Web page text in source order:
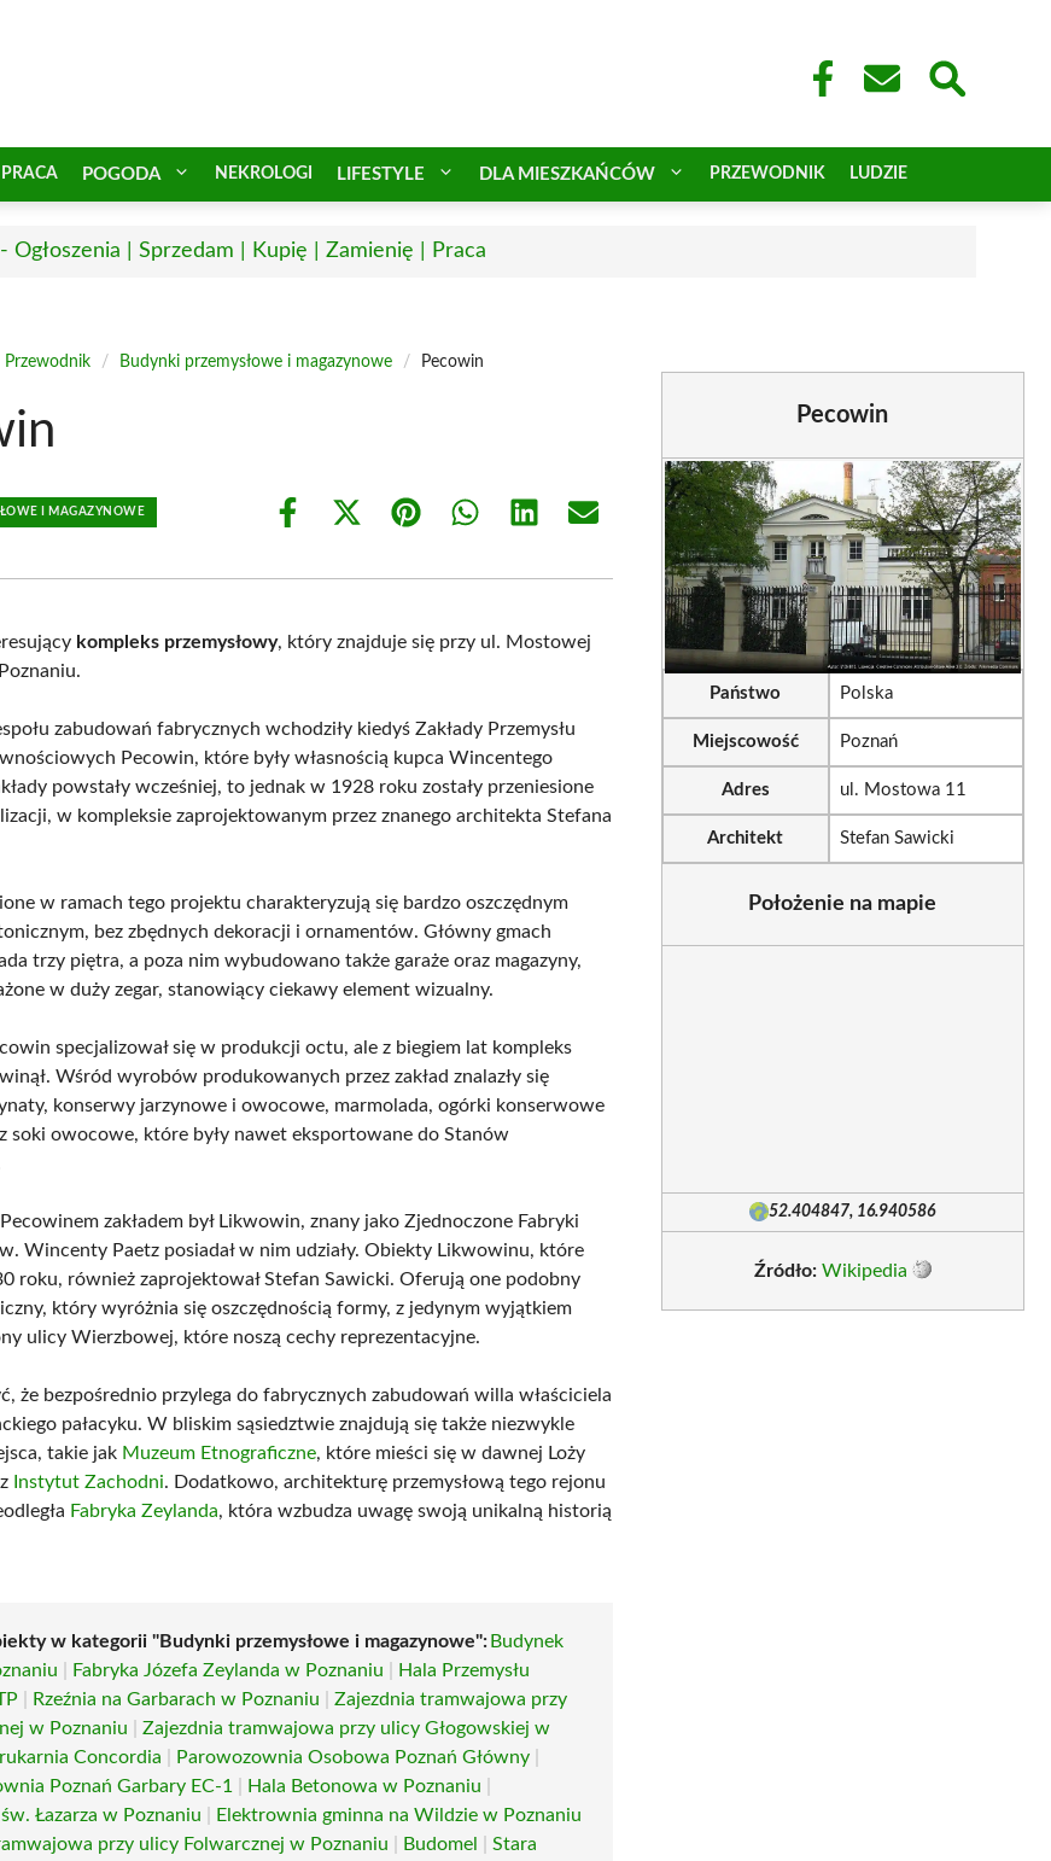
PRACA POGODA NEKROLOGI LIFESTYLE DLA MIESZKAŃCÓW PRZEWODNIK LUDZIE
Ogłoszenia | Sprzedam | Kupię | Zamienię | Praca
Przewodnik / Budynki przemysłowe i magazynowe / Pecowin
I MAGAZYNOWE
Share
Share
(Twitter)
Share Share Share Share
kompleks przemysłowy, który znajduje się przy ul. Mostowej
zabudowań fabrycznych wchodziły kiedyś Zakłady Przemysłu
Pecowin, które były własnością kupca Wincentego
powstały wcześniej, to jednak w 1928 roku zostały przeniesione
w kompleksie zaprojektowanym przez znanego architekta Stefana
w ramach tego projektu charakteryzują się bardzo oszczędnym
bez zbędnych dekoracji i ornamentów. Główny gmach
trzy piętra, a poza nim wybudowano także garaże oraz magazyny,
w duży zegar, stanowiący ciekawy element wizualny.
specjalizował się w produkcji octu, ale z biegiem lat kompleks
Wśród wyrobów produkowanych przez zakład znalazły się
konserwy jarzynowe i owocowe, marmolada, ogórki konserwowe
soki owocowe, które były nawet eksportowane do Stanów
zakładem był Likwowin, znany jako Zjednoczone Fabryki
Wincenty Paetz posiadał w nim udziały. Obiekty Likwowinu, które
roku, również zaprojektował Stefan Sawicki. Oferują one podobny
który wyróżnia się oszczędnością formy, z jedynym wyjątkiem
ulicy Wierzbowej, które noszą cechy reprezentacyjne.
że bezpośrednio przylega do fabrycznych zabudowań willa właściciela
pałacyku. W bliskim sąsiedztwie znajdują się także niezwykle
takie jak Muzeum Etnograficzne, które mieści się w dawnej Loży
Instytut Zachodni. Dodatkowo, architekturę przemysłową tego rejonu
Fabryka Zeylanda, która wzbudza uwagę swoją unikalną historią
w kategorii "Budynki przemysłowe i magazynowe":Budynek
Fabryka Józefa Zeylanda w Poznaniu
Hala Przemysłu
Rzeźnia na Garbarach w Poznaniu |Zajezdnia tramwajowa przy
w Poznaniu |Zajezdnia tramwajowa przy ulicy Głogowskiej w
Concordia Parowozownia Osobowa Poznań Główny
Poznań Garbary EC-1
Hala Betonowa w Poznaniu
Łazarza w Poznaniu
Elektrownia gminna na Wildzie w Poznaniu
przy ulicy Folwarcznej w Poznaniu Budomel |Stara
Pecowin
Państwo Polska
Miejscowość Poznań
Adres ul. Mostowa 11
Architekt Stefan Sawicki
Położenie na mapie
52.404847, 16.940586
Źródło: Wikipedia